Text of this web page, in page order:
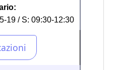
19 / S: 09:30-12:30